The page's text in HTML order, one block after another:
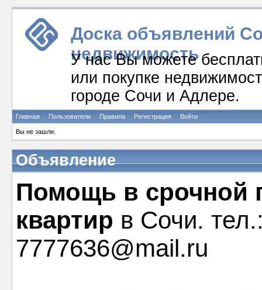
Доска объявлений
недвижимость
У нас Вы можете
или покупке
городе Сочи и Адлере.
Главная Пользователи Правила Регистрация Войти
Вы не зашли.
Объявление
Помощь в срочной
квартир в Сочи.
7777636@mail.ru